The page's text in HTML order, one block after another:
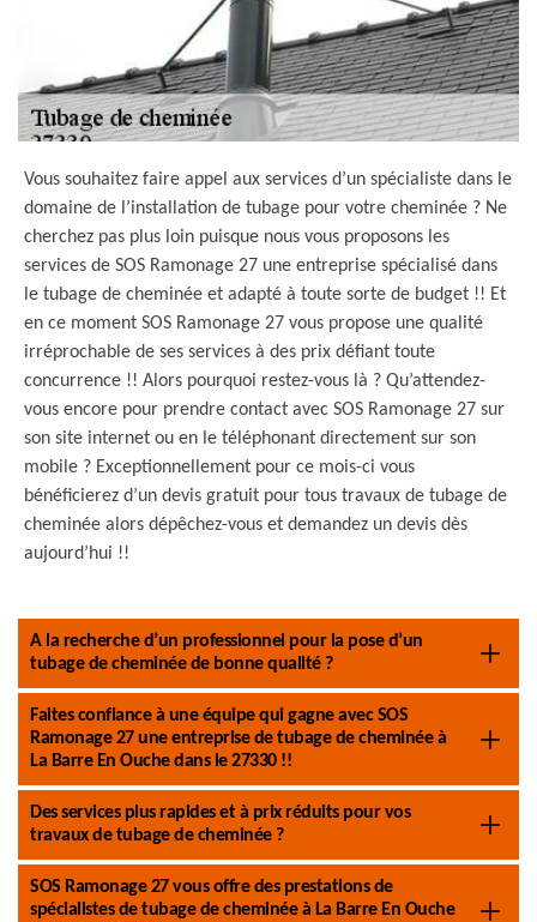
Vous souhaitez faire appel aux services d’un spécialiste dans le
domaine de l’installation de tubage pour votre cheminée ? Ne
cherchez pas plus loin puisque nous vous proposons les
services de SOS Ramonage 27 une entreprise spécialisé dans
le tubage de cheminée et adapté à toute sorte de budget !! Et
en ce moment SOS Ramonage 27 vous propose une qualité
irréprochable de ses services à des prix défiant toute
concurrence !! Alors pourquoi restez-vous là ? Qu’attendez-
vous encore pour prendre contact avec SOS Ramonage 27 sur
son site internet ou en le téléphonant directement sur son
mobile ? Exceptionnellement pour ce mois-ci vous
bénéficierez d’un devis gratuit pour tous travaux de tubage de
cheminée alors dépêchez-vous et demandez un devis dès
aujourd’hui !!
A la recherche d’un professionnel pour la pose d’un
tubage de cheminée de bonne qualité ?
Faites confiance à une équipe qui gagne avec SOS
Ramonage 27 une entreprise de tubage de cheminée à
La Barre En Ouche dans le 27330 !!
Des services plus rapides et à prix réduits pour vos
travaux de tubage de cheminée ?
SOS Ramonage 27 vous offre des prestations de
spécialistes de tubage de cheminée à La Barre En Ouche